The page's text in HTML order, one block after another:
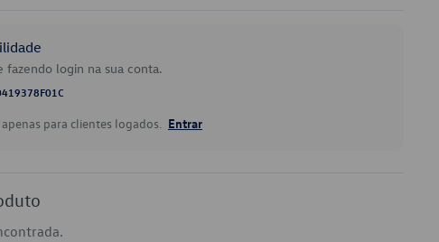
fazendo login na sua conta.
para clientes logados. Entrar